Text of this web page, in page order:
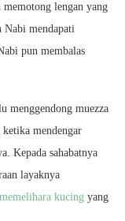
memotong lengan yang
Nabi mendapati
pun membalas
menggendong muezza
mendengar
Kepada sahabatnya
layaknya
kucing yang